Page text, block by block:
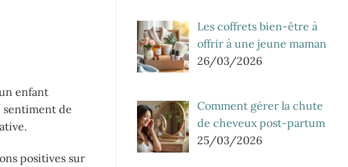
enfant
sentiment de
positives sur
Les coffrets bien-être à
offrir à une jeune maman
26/03/2026
Comment gérer la chute
de cheveux post-partum
25/03/2026